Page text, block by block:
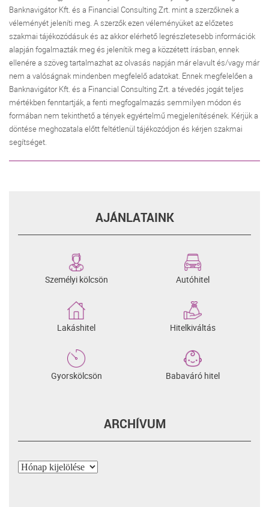
Banknavigátor Kft. és a Financial Consulting Zrt. mint a szerzőknek a
véleményét jeleníti meg. A szerzők ezen véleményüket az előzetes
szakmai tájékozódásuk és az akkor elérhető legrészletesebb információk
alapján fogalmazták meg és jelenítik meg a közzétett írásban, ennek
ellenére a szöveg tartalmazhat az olvasás napján már elavult és/vagy már
nem a valóságnak mindenben megfelelő adatokat. Ennek megfelelően a
Banknavigátor Kft. és a Financial Consulting Zrt. a tévedés jogát teljes
mértékben fenntartják, a fenti megfogalmazás semmilyen módon és
formában nem tekinthető a tények egyértelmű megjelenítésének. Kérjük a
döntése meghozatala előtt feltétlenül tájékozódjon és kérjen szakmai
segítséget.
AJÁNLATAINK
Személyi kölcsön Autóhitel
Lakáshitel Hitelkiváltás
Gyorskölcsön Babaváró hitel
ARCHÍVUM
Archívum